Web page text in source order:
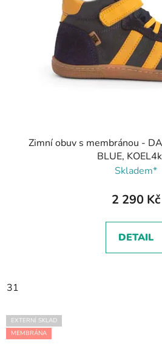
Zimní obuv s membránou -
BLUE,
Skladem*
2 290 Kč
DETAIL
31
EXTERNÍ SKLAD
MEMBRÁNA